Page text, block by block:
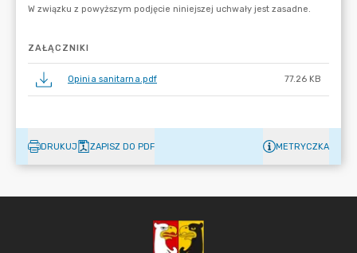
ZAŁĄCZNIKI
Opinia sanitarna.pdf 77.26 KB
DRUKUJ ZAPISZ DO PDF METRYCZKA